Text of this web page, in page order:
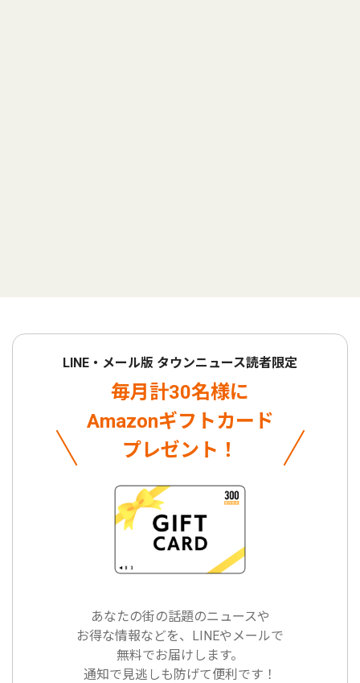
LINE・メール版 タウンニュース読者限定
毎月計30名様に
Amazonギフトカード
プレゼント！
あなたの街の話題のニュースや
お得な情報などを、LINEやメールで
無料でお届けします。
通知で見逃しも防げて便利です！